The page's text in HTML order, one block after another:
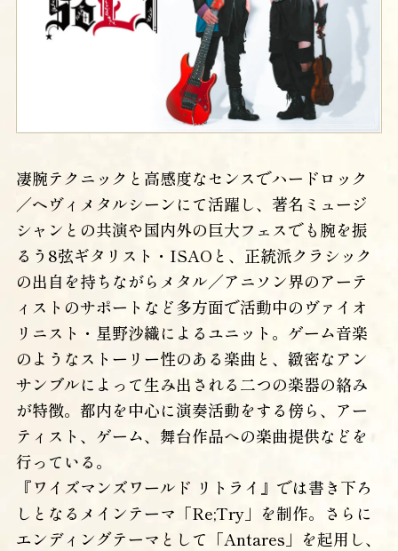
凄腕テクニックと高感度なセンスでハードロック
／ヘヴィメタルシーンにて活躍し、著名ミュージ
シャンとの共演や国内外の巨大フェスでも腕を振
るう8弦ギタリスト・ISAOと、正統派クラシック
の出自を持ちながらメタル／アニソン界のアーテ
ィストのサポートなど多方面で活動中のヴァイオ
リニスト・星野沙織によるユニット。ゲーム音楽
のようなストーリー性のある楽曲と、緻密なアン
サンブルによって生み出される二つの楽器の絡み
が特徴。都内を中心に演奏活動をする傍ら、アー
ティスト、ゲーム、舞台作品への楽曲提供などを
行っている。
『ワイズマンズワールド リトライ』では書き下ろ
しとなるメインテーマ「Re;Try」を制作。さらに
エンディングテーマとして「Antares」を起用し、